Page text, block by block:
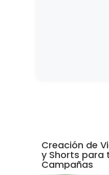
Creación de
y Shorts para
Campañas